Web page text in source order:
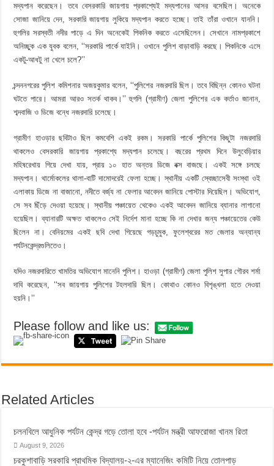
মদ্যপান করেছেন। তবে বেসরকারি জায়গায় প্রকাশ্যেই মদ্যপানের আসর বসেছিল। অনেকে
সোজা জানিয়ে দেন, সরকারি জায়গায় লুকিয়ে মদ্যপান করতে হচ্ছে। তাই তাঁরা ওখানে যাননি।
হুগলির সরস্বতী নদীর পাড়ে এ দিন অনেকেই পিকনিক করতে এসেছিলেন। সেখানে নামপ্রকাশে
অনিচ্ছুক এক যুবক বলেন, ‘‘সরকারি পার্কে যাইনি। ওখানে পুলিশ বাড়াবাড়ি করছে। পিকনিকে এসে
একটু-আধটু না খেলে চলে?’’
চন্দননগরের পুলিশ কমিশনার অজয়কুমার বলেন, ‘‘পুলিশের নজরদারি ছিল। তবে বিছিন্ন কোনও ঘটনা
ঘটতে পারে। আমরা আরও সতর্ক থাকব।’’ হুগলি (গ্রামীণ) জেলা পুলিশের এক কর্তাও জানান,
শব্দবাজি ও ডিজে বন্ধে নজরদারি চলেছে।
গ্রামীণ হাওড়ার ছবিটাও ছিল কমবেশি একই রকম। সরকারি পার্কে পুলিশের কিছুটা নজরদারি
থাকলেও বেসরকারি জায়গায় প্রকাশ্যে মদ্যপান চলেছে। বছরের প্রথম দিনে উলুবেড়িয়ার
মহিষরেখায় গিয়ে দেখা যায়, প্রায় ১০ হাত অন্তর ডিজে বক্স বাজছে। একই সঙ্গে চলছে
মদ্যপান। থার্মোকলের থালা-বাটি দামোদরেই ফেলা হচ্ছে। স্থানীয় একটি স্বেচ্ছাসেবী সংস্থা ওই
এলাকায় ডিজে না বাজানো, নদীতে বর্জ্য না ফেলার আবেদন জানিয়ে পোস্টার দিয়েছিল। অভিযোগ,
সে সব ছিঁড়ে দেওয়া হয়েছে। স্থানীয় পঞ্চায়েত থেকেও একই আবেদন জানিয়ে ব্যানার লাগানো
হয়েছিল। ব্যানারটি অক্ষত থাকলেও সেই নির্দেশ মানা হচ্ছে কি না দেখার জন্য পঞ্চায়েতের কেউ
ছিলেন না। বেনিয়মের একই ছবি দেখা গিয়েছে গড়চুমুক, ফুলেশ্বরের মত জেলার অন্যান্য
পর্যটনকেন্দ্রগুলিতেও।
যদিও নজরদারিতে খামতির অভিযোগ মানেনি পুলিশ। হাওড়া (গ্রামীণ) জেলা পুলিশ সুপার গৌরব শর্মা
দাবি করেছেন, ‘‘সব জায়গায় পুলিশের টহলদারি ছিল। কোথাও কোনও বিশৃঙ্খলা হতে দেওয়া
হয়নি।’’
Please follow and like us:
Related Articles
চলনবিলে আধুনিক পর্যটন কেন্দ্র গড়ে তোলা হবে -পর্যটন মন্ত্রী আফরোজা খানম রিতা
August 9, 2026
চরকুশাবাড়ি সরকারি প্রাথমিক বিদ্যালয়-২-এর ম্যানেজিং কমিটি নিয়ে তোলপাড়